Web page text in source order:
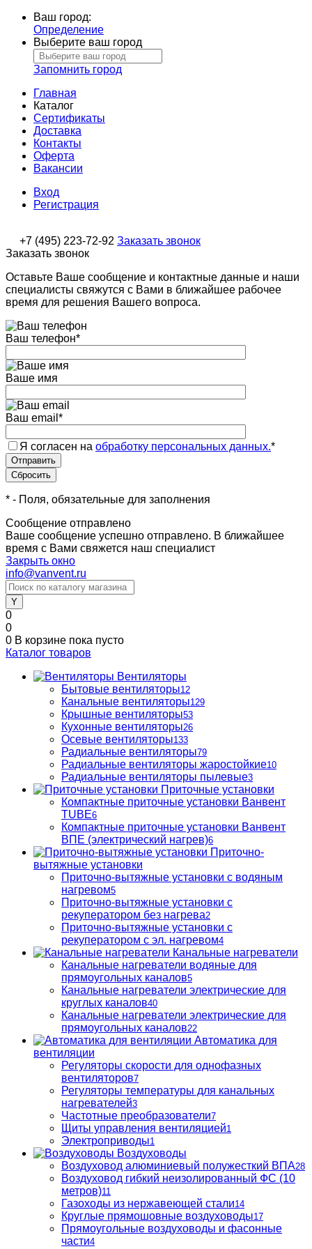
Ваш город:
Определение
Выберите ваш город
Запомнить город
Главная
Каталог
Сертификаты
Доставка
Контакты
Оферта
Вакансии
Вход
Регистрация
+7 (495) 223-72-92 Заказать звонок
Заказать звонок
Оставьте Ваше сообщение и контактные данные и наши
специалисты свяжутся с Вами в ближайшее рабочее
время для решения Вашего вопроса.
Ваш телефон*
Ваше имя
Ваш email *
Я согласен на обработку персональных данных.*
* - Поля, обязательные для заполнения
Сообщение отправлено
Ваше сообщение успешно отправлено. В ближайшее
время с Вами свяжется наш специалист
Закрыть окно
info@vanvent.ru
0
0
0 В корзине пока пусто
Каталог товаров
Вентиляторы
Бытовые вентиляторы12
Канальные вентиляторы129
Крышные вентиляторы53
Кухонные вентиляторы26
Осевые вентиляторы133
Радиальные вентиляторы79
Радиальные вентиляторы жаростойкие10
Радиальные вентиляторы пылевые3
Приточные установки
Компактные приточные установки Ванвент
TUBE6
Компактные приточные установки Ванвент
ВПЕ (электрический нагрев)6
Приточно-
вытяжные установки
Приточно-вытяжные установки с водяным
нагревом5
Приточно-вытяжные установки с
рекуператором без нагрева2
Приточно-вытяжные установки с
рекуператором с эл. нагревом4
Канальные нагреватели
Канальные нагреватели водяные для
прямоугольных каналов5
Канальные нагреватели электрические для
круглых каналов40
Канальные нагреватели электрические для
прямоугольных каналов22
Автоматика для
вентиляции
Регуляторы скорости для однофазных
вентиляторов7
Регуляторы температуры для канальных
нагревателей3
Частотные преобразователи7
Щиты управления вентиляцией1
Электроприводы1
Воздуховоды
Воздуховод алюминиевый полужесткий ВПА28
Воздуховод гибкий неизолированный ФС (10
метров)11
Газоходы из нержавеющей стали14
Круглые прямошовные воздуховоды17
Прямоугольные воздуховоды и фасонные
части4